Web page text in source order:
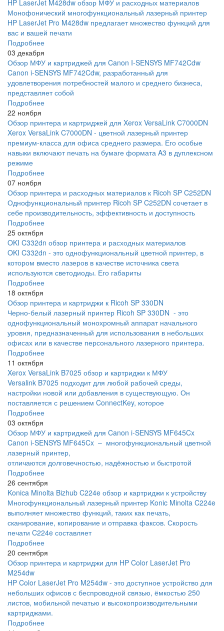
HP LaserJet M428dw обзор МФУ и расходных материалов
Монофонический многофункциональный лазерный принтер
HP LaserJet Pro M428dw предлагает множество функций для
вас и вашей печати
Подробнее
03 декабря
Обзор МФУ и картриджей для Canon I-SENSYS MF742Cdw
Canon i-SENSYS MF742Cdw, разработанный для
удовлетворения потребностей малого и среднего бизнеса,
представляет собой
Подробнее
22 ноября
Обзор принтера и картриджей для Xerox VersaLink C7000DN
Xerox VersaLink C7000DN - цветной лазерный принтер
премиум-класса для офиса среднего размера. Его особые
навыки включают печать на бумаге формата A3 в дуплексном
режиме
Подробнее
07 ноября
Обзор принтера и расходных материалов к Ricoh SP C252DN
Однофункциональный принтер Ricoh SP C252DN сочетает в
себе производительность, эффективность и доступность
Подробнее
25 октября
OKI C332dn обзор принтера и расходных материалов
OKI C332dn - это однофункциональный цветной принтер, в
котором вместо лазеров в качестве источника света
используются светодиоды. Его габариты
Подробнее
18 октября
Обзор принтера и картриджи к Ricoh SP 330DN
Черно-белый лазерный принтер Ricoh SP 330DN - это
однофункциональный монохромный аппарат начального
уровня, предназначенный для использования в небольших
офисах или в качестве персонального лазерного принтера.
Подробнее
11 октября
Xerox VersaLink B7025 обзор и картриджи к МФУ
Versalink B7025 подходит для любой рабочей среды,
настройки новой или добавления в существующую. Он
поставляется с решением ConnectKey, которое
Подробнее
03 октября
Обзор МФУ и картриджей для Canon i-SENSYS MF645Cx
Canon i-SENSYS MF645Cx – многофункциональный цветной
лазерный принтер,
отличаются долговечностью, надёжностью и быстротой
Подробнее
26 сентября
Konica Minolta Bizhub C224e обзор и картриджи к устройству
Многофункциональный лазерный принтер Konic Minolta C224e
выполняет множество функций, таких как печать,
сканирование, копирование и отправка факсов. Скорость
печати C224e составляет
Подробнее
20 сентября
Обзор принтера и картриджи для HP Color LaserJet Pro
M254dw
HP Color LaserJet Pro M254dw - это доступное устройство для
небольших офисов с беспроводной связью, ёмкостью 250
листов, мобильной печатью и высокопроизводительными
картриджами.
Подробнее